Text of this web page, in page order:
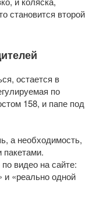
становится второй
остается в
по
158, и папе под
а необходимость,
пакетами.
видео на сайте:
и «реально одной